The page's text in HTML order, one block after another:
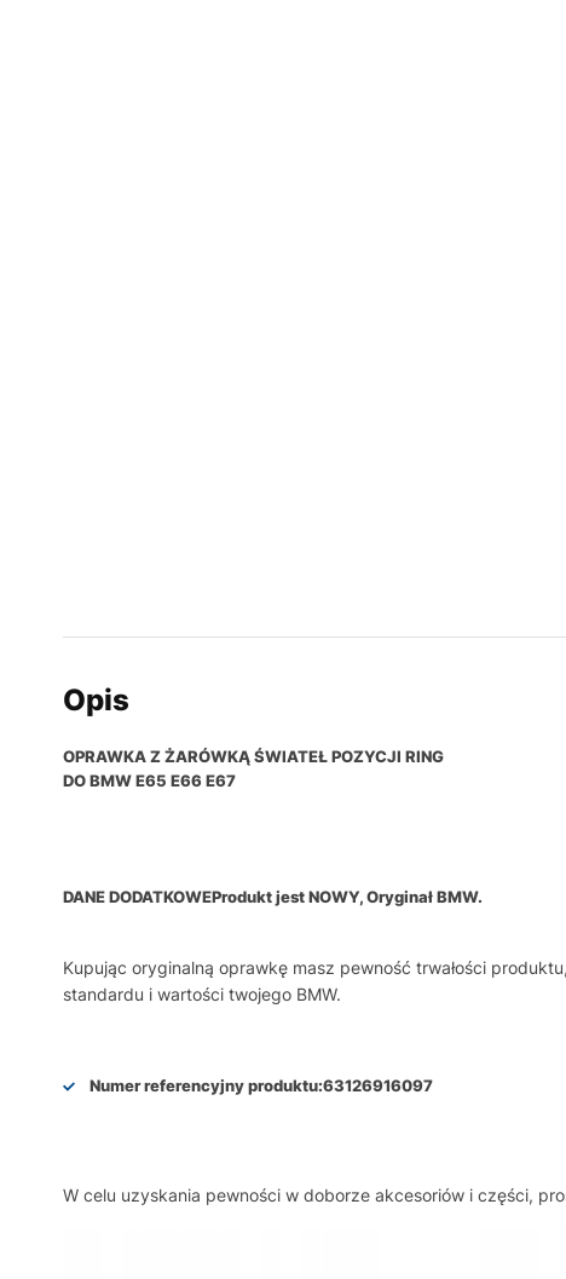
Opis
OPRAWKA Z ŻARÓWKĄ ŚWIATEŁ POZYCJI RING
DO BMW E65 E66 E67
DANE DODATKOWEProdukt jest NOWY, Oryginał BMW.
Kupując oryginalną oprawkę masz pewność trwałości
standardu i wartości twojego BMW.
Numer referencyjny produktu:63126916097
W celu uzyskania pewności w doborze akcesoriów i części,